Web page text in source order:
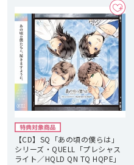
【CD】SQ「あの頃の僕らは」
シリーズ・QUELL「プレシャス
ライト／HQLD QN TQ HQPE」